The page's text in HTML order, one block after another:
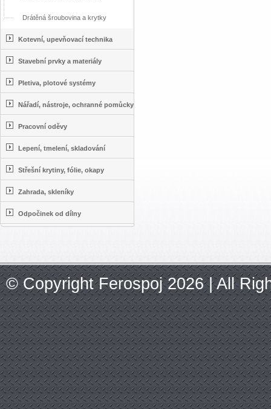
Drátěná šroubovina a krytky
Kotevní, upevňovací technika
Stavební prvky a materiály
Pletiva, plotové systémy
Nářadí, nástroje, ochranné pomůcky
Pracovní oděvy
Lepení, tmelení, skladování
Střešní krytiny, fólie, okapy
Zahrada, skleníky
Odpočinek od dílny
© Copyright Ferospoj 2026 | All